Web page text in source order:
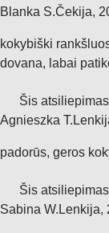
Blanka S.Čekija,
kokybiški
dovana, labai
Šis
Agnieszka T.
padorūs, geros
Šis
Sabina W. Lenkija,